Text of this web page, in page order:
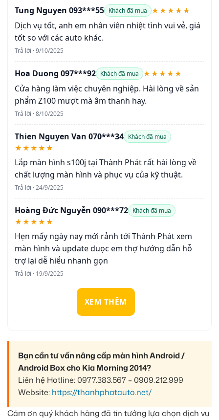
Tung Nguyen 093***55 Khách đã mua ★★★★★
Dịch vụ tốt, anh em nhân viên nhiệt tình vui vẻ, giá
tốt so với các auto khác.
Trả lời · 9/10/2025
Hoa Duong 097***92 Khách đã mua ★★★★★
Cửa hàng làm việc chuyên nghiệp. Hài lòng về sản
phẩm Z100 mượt mà âm thanh hay.
Trả lời · 8/10/2025
Thien Nguyen Van 070***34 Khách đã mua
★★★★★
Lắp màn hình s100j tại Thành Phát rất hài lòng về
chất lượng màn hình và phục vụ của kỹ thuật.
Trả lời · 24/9/2025
Hoàng Đức Nguyễn 090***72 Khách đã mua
★★★★★
Hẹn mấy ngày nay mới rảnh tới Thành Phát xem
màn hình và update duọc em thợ hướng dẫn hỗ
trợ lại dễ hiểu nhanh gọn
Trả lời · 19/9/2025
XEM THÊM
Bạn cần tư vấn nâng cấp màn hình Android /
Android Box cho Kia Morning 2014?
Liên hệ Hotline: 0977.383.567 – 0909.212.999
Website: https://thanhphatauto.net/
Cảm ơn quý khách hàng đã tin tưởng lựa chọn dịch vụ